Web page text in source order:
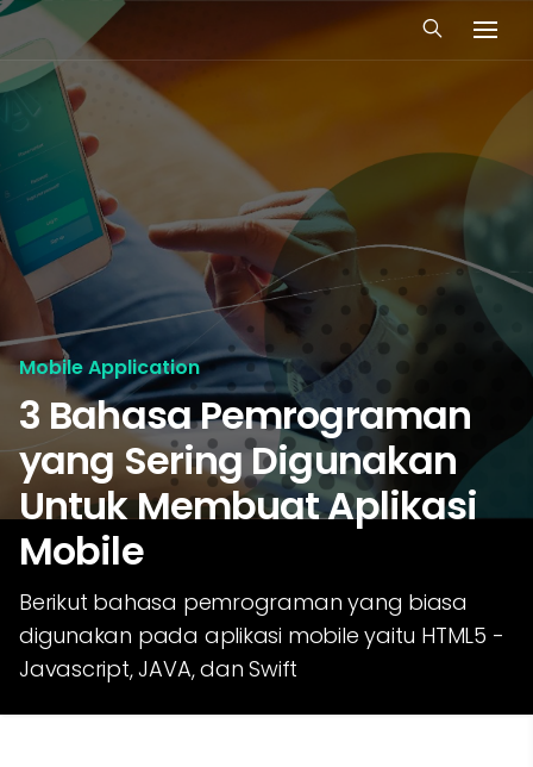
Mobile Application
3 Bahasa Pemrograman
yang Sering Digunakan
Untuk Membuat Aplikasi
Mobile
Berikut bahasa pemrograman yang biasa
digunakan pada aplikasi mobile yaitu HTML5 -
Javascript, JAVA, dan Swift